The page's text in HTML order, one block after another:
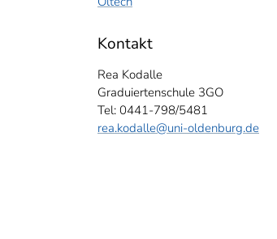
Kontakt
Rea Kodalle
Graduiertenschule 3GO
Tel: 0441-798/5481
rea.kodalle@uni-oldenburg.de